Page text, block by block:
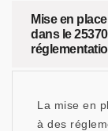
Mise en
dans le
La mise en
à des